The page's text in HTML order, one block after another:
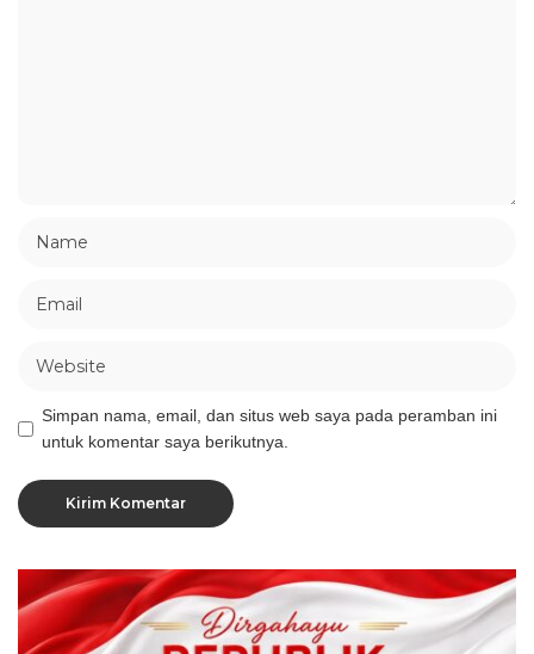
Simpan nama, email, dan situs web saya pada peramban ini
untuk komentar saya berikutnya.